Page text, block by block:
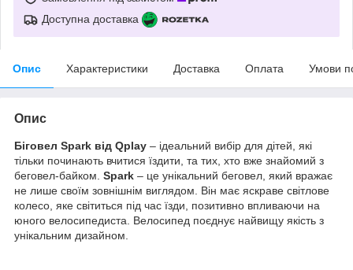
Доступна доставка
Опис Характеристики Доставка Оплата Умови
Опис
Біговел Spark від Qplay – ідеальний вибір для дітей, які
тільки починають вчитися їздити, та тих, хто вже знайомий з
беговел-байком. Spark – це унікальний беговел, який вражає
не лише своїм зовнішнім виглядом. Він має яскраве світлове
колесо, яке світиться під час їзди, позитивно впливаючи на
юного велосипедиста. Велосипед поєднує найвищу якість з
унікальним дизайном.